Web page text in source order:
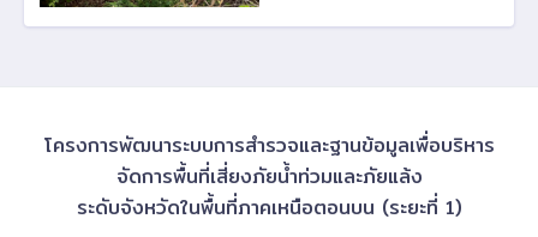
โครงการพัฒนาระบบการสำรวจและฐานข้อมูลเพื่อบริหาร
จัดการพื้นที่เสี่ยงภัยน้ำท่วมและภัยแล้ง
ระดับจังหวัดในพื้นที่ภาคเหนือตอนบน (ระยะที่ 1)